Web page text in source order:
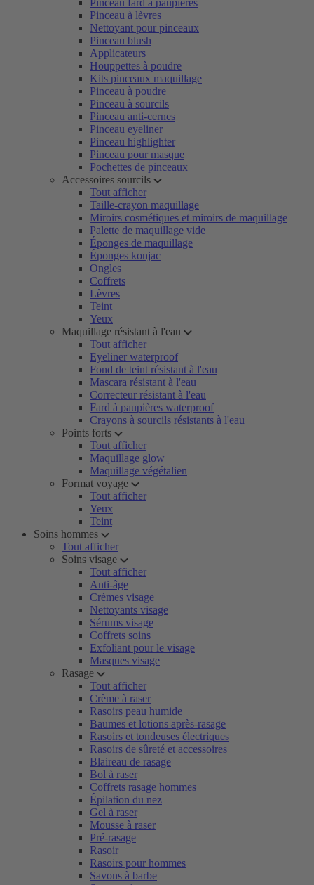
Pinceau fard à paupières
Pinceau à lèvres
Nettoyant pour pinceaux
Pinceau blush
Applicateurs
Houppettes à poudre
Kits pinceaux maquillage
Pinceau à poudre
Pinceau à sourcils
Pinceau anti-cernes
Pinceau eyeliner
Pinceau highlighter
Pinceau pour masque
Pochettes de pinceaux
Accessoires sourcils
Tout afficher
Taille-crayon maquillage
Miroirs cosmétiques et miroirs de maquillage
Palette de maquillage vide
Éponges de maquillage
Éponges konjac
Ongles
Coffrets
Lèvres
Teint
Yeux
Maquillage résistant à l'eau
Tout afficher
Eyeliner waterproof
Fond de teint résistant à l'eau
Mascara résistant à l'eau
Correcteur résistant à l'eau
Fard à paupières waterproof
Crayons à sourcils résistants à l'eau
Points forts
Tout afficher
Maquillage glow
Maquillage végétalien
Format voyage
Tout afficher
Yeux
Teint
Soins hommes
Tout afficher
Soins visage
Tout afficher
Anti-âge
Crèmes visage
Nettoyants visage
Sérums visage
Coffrets soins
Exfoliant pour le visage
Masques visage
Rasage
Tout afficher
Crème à raser
Rasoirs peau humide
Baumes et lotions après-rasage
Rasoirs et tondeuses électriques
Rasoirs de sûreté et accessoires
Blaireau de rasage
Bol à raser
Coffrets rasage hommes
Épilation du nez
Gel à raser
Mousse à raser
Pré-rasage
Rasoir
Rasoirs pour hommes
Savons à barbe